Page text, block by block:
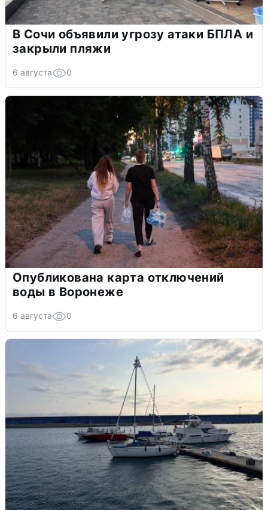
В Сочи объявили угрозу атаки БПЛА и
закрыли пляжи
6 августа 0
Опубликована карта отключений
воды в Воронеже
6 августа 0